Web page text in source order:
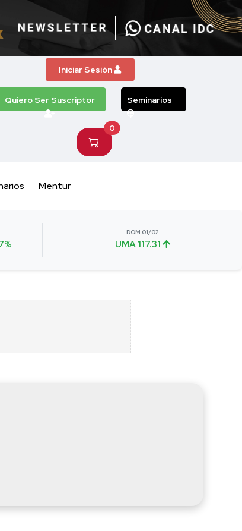
Iniciar Sesión
Quiero Ser Suscriptor Seminarios
0
Mentur
DOM 01/02
UMA 117.31